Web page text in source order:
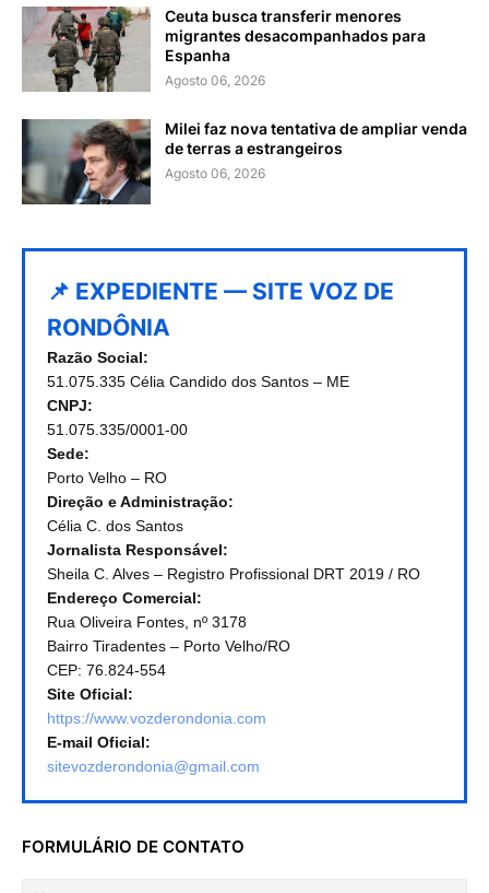
Ceuta busca transferir menores
migrantes desacompanhados para
Espanha
Agosto 06, 2026
Milei faz nova tentativa de ampliar venda
de terras a estrangeiros
Agosto 06, 2026
📌 EXPEDIENTE — SITE VOZ DE
RONDÔNIA
Razão Social:
51.075.335 Célia Candido dos Santos – ME
CNPJ:
51.075.335/0001-00
Sede:
Porto Velho – RO
Direção e Administração:
Célia C. dos Santos
Jornalista Responsável:
Sheila C. Alves – Registro Profissional DRT 2019 / RO
Endereço Comercial:
Rua Oliveira Fontes, nº 3178
Bairro Tiradentes – Porto Velho/RO
CEP: 76.824-554
Site Oficial:
https://www.vozderondonia.com
E-mail Oficial:
sitevozderondonia@gmail.com
FORMULÁRIO DE CONTATO